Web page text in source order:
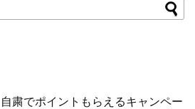
粛でポイントもらえるキャンペー